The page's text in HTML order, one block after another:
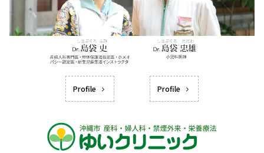
Profile Profile